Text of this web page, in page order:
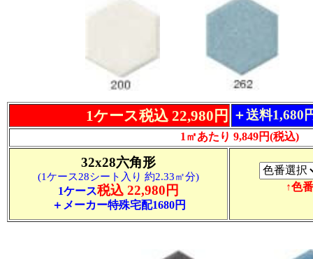
1ケース税込 22,980円 ＋送料1,680
1㎡あたり 9,849円(税込)
32x28六角形
(1ケース28シート入り 約2.33㎡分)
1ケース税込 22,980円
＋メーカー特殊宅配1680円
↑色